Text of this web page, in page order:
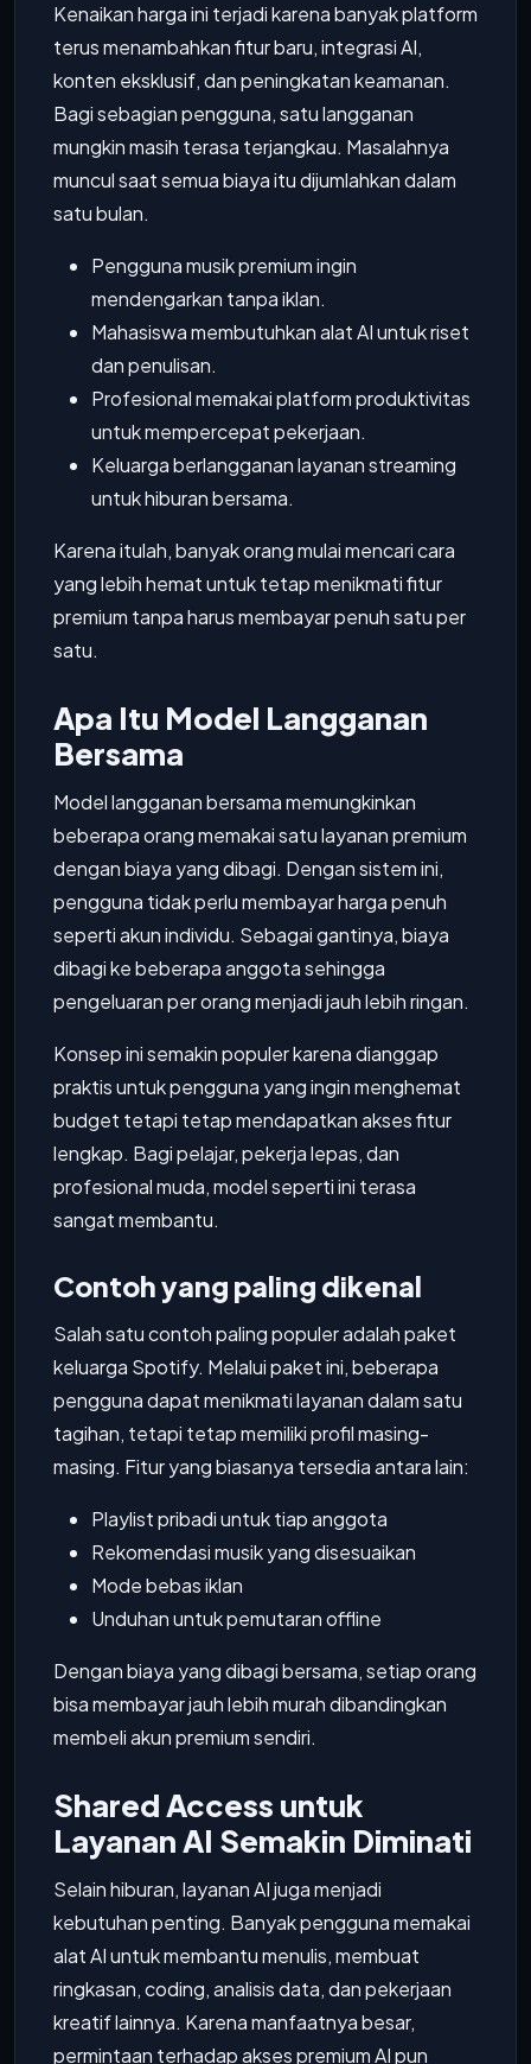
Kenaikan harga ini terjadi karena banyak platform
terus menambahkan fitur baru, integrasi AI,
konten eksklusif, dan peningkatan keamanan.
Bagi sebagian pengguna, satu langganan
mungkin masih terasa terjangkau. Masalahnya
muncul saat semua biaya itu dijumlahkan dalam
satu bulan.
Pengguna musik premium ingin
mendengarkan tanpa iklan.
Mahasiswa membutuhkan alat AI untuk riset
dan penulisan.
Profesional memakai platform produktivitas
untuk mempercepat pekerjaan.
Keluarga berlangganan layanan streaming
untuk hiburan bersama.
Karena itulah, banyak orang mulai mencari cara
yang lebih hemat untuk tetap menikmati fitur
premium tanpa harus membayar penuh satu per
satu.
Apa Itu Model Langganan
Bersama
Model langganan bersama memungkinkan
beberapa orang memakai satu layanan premium
dengan biaya yang dibagi. Dengan sistem ini,
pengguna tidak perlu membayar harga penuh
seperti akun individu. Sebagai gantinya, biaya
dibagi ke beberapa anggota sehingga
pengeluaran per orang menjadi jauh lebih ringan.
Konsep ini semakin populer karena dianggap
praktis untuk pengguna yang ingin menghemat
budget tetapi tetap mendapatkan akses fitur
lengkap. Bagi pelajar, pekerja lepas, dan
profesional muda, model seperti ini terasa
sangat membantu.
Contoh yang paling dikenal
Salah satu contoh paling populer adalah paket
keluarga Spotify. Melalui paket ini, beberapa
pengguna dapat menikmati layanan dalam satu
tagihan, tetapi tetap memiliki profil masing-
masing. Fitur yang biasanya tersedia antara lain:
Playlist pribadi untuk tiap anggota
Rekomendasi musik yang disesuaikan
Mode bebas iklan
Unduhan untuk pemutaran offline
Dengan biaya yang dibagi bersama, setiap orang
bisa membayar jauh lebih murah dibandingkan
membeli akun premium sendiri.
Shared Access untuk
Layanan AI Semakin Diminati
Selain hiburan, layanan AI juga menjadi
kebutuhan penting. Banyak pengguna memakai
alat AI untuk membantu menulis, membuat
ringkasan, coding, analisis data, dan pekerjaan
kreatif lainnya. Karena manfaatnya besar,
permintaan terhadap akses premium AI pun